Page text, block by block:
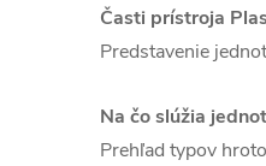
Časti prístroja
Predstavenie
Na čo slúžia
Prehľad typov